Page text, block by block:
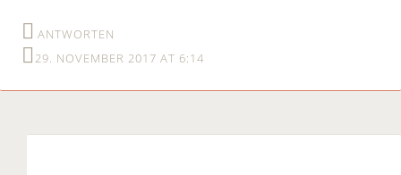
ANTWORTEN
29. NOVEMBER 2017 AT 6:14